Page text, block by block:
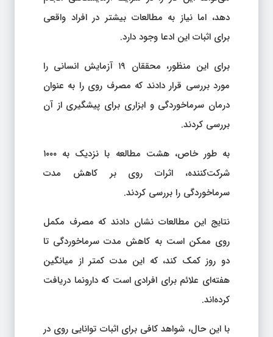
دهد، اما نیاز به مطالعات بیشتر در افراد واقعی
برای اثبات این ادعا وجود دارد.
برای این منظور، محققان ۱۹ آزمایش انسانی را
مورد بررسی قرار دادند که مصرف روی را به عنوان
درمان سرماخوردگی و ابزاری برای پیشگیری از آن
بررسی کردند.
به طور خاص، هشت مطالعه با نزدیک به ۱۰۰۰
شرکت‌کننده، اثرات روی بر کاهش مدت
سرماخوردگی را بررسی کردند.
نتایج این مطالعات نشان دادند که مصرف مکمل
روی ممکن است به کاهش مدت سرماخوردگی تا
دو روز کمک کند، که این مدت کمتر از میانگین
هفته‌ای علائم برای افرادی است که دارونما دریافت
کرده‌اند.
با این حال، شواهد کافی برای اثبات توانایی روی در